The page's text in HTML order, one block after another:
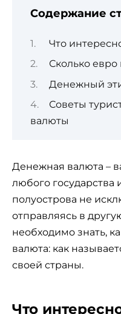
Содержание
Что
Сколько
Денежный
Советы
валюты
Денежная валюта –
любого государства
полуострова не
отправляясь в
необходимо знать,
валюта: как
своей страны.
Что